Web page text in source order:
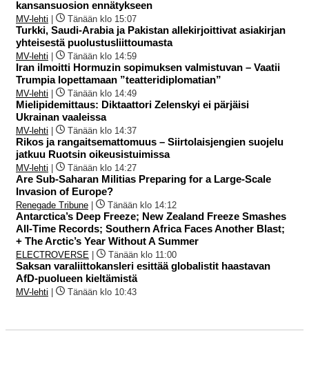
kansansuosion ennätykseen
MV-lehti Tänään klo 15:07
Turkki, Saudi-Arabia ja Pakistan allekirjoittivat asiakirjan
yhteisestä puolustusliittoumasta
MV-lehti Tänään klo 14:59
Iran ilmoitti Hormuzin sopimuksen valmistuvan – Vaatii
Trumpia lopettamaan ”teatteridiplomatian”
MV-lehti Tänään klo 14:49
Mielipidemittaus: Diktaattori Zelenskyi ei pärjäisi
Ukrainan vaaleissa
MV-lehti Tänään klo 14:37
Rikos ja rangaitsemattomuus – Siirtolaisjengien suojelu
jatkuu Ruotsin oikeusistuimissa
MV-lehti Tänään klo 14:27
Are Sub-Saharan Militias Preparing for a Large-Scale
Invasion of Europe?
Renegade Tribune Tänään klo 14:12
Antarctica’s Deep Freeze; New Zealand Freeze Smashes
All-Time Records; Southern Africa Faces Another Blast;
+ The Arctic’s Year Without A Summer
ELECTROVERSE Tänään klo 11:00
Saksan varaliittokansleri esittää globalistit haastavan
AfD-puolueen kieltämistä
MV-lehti Tänään klo 10:43